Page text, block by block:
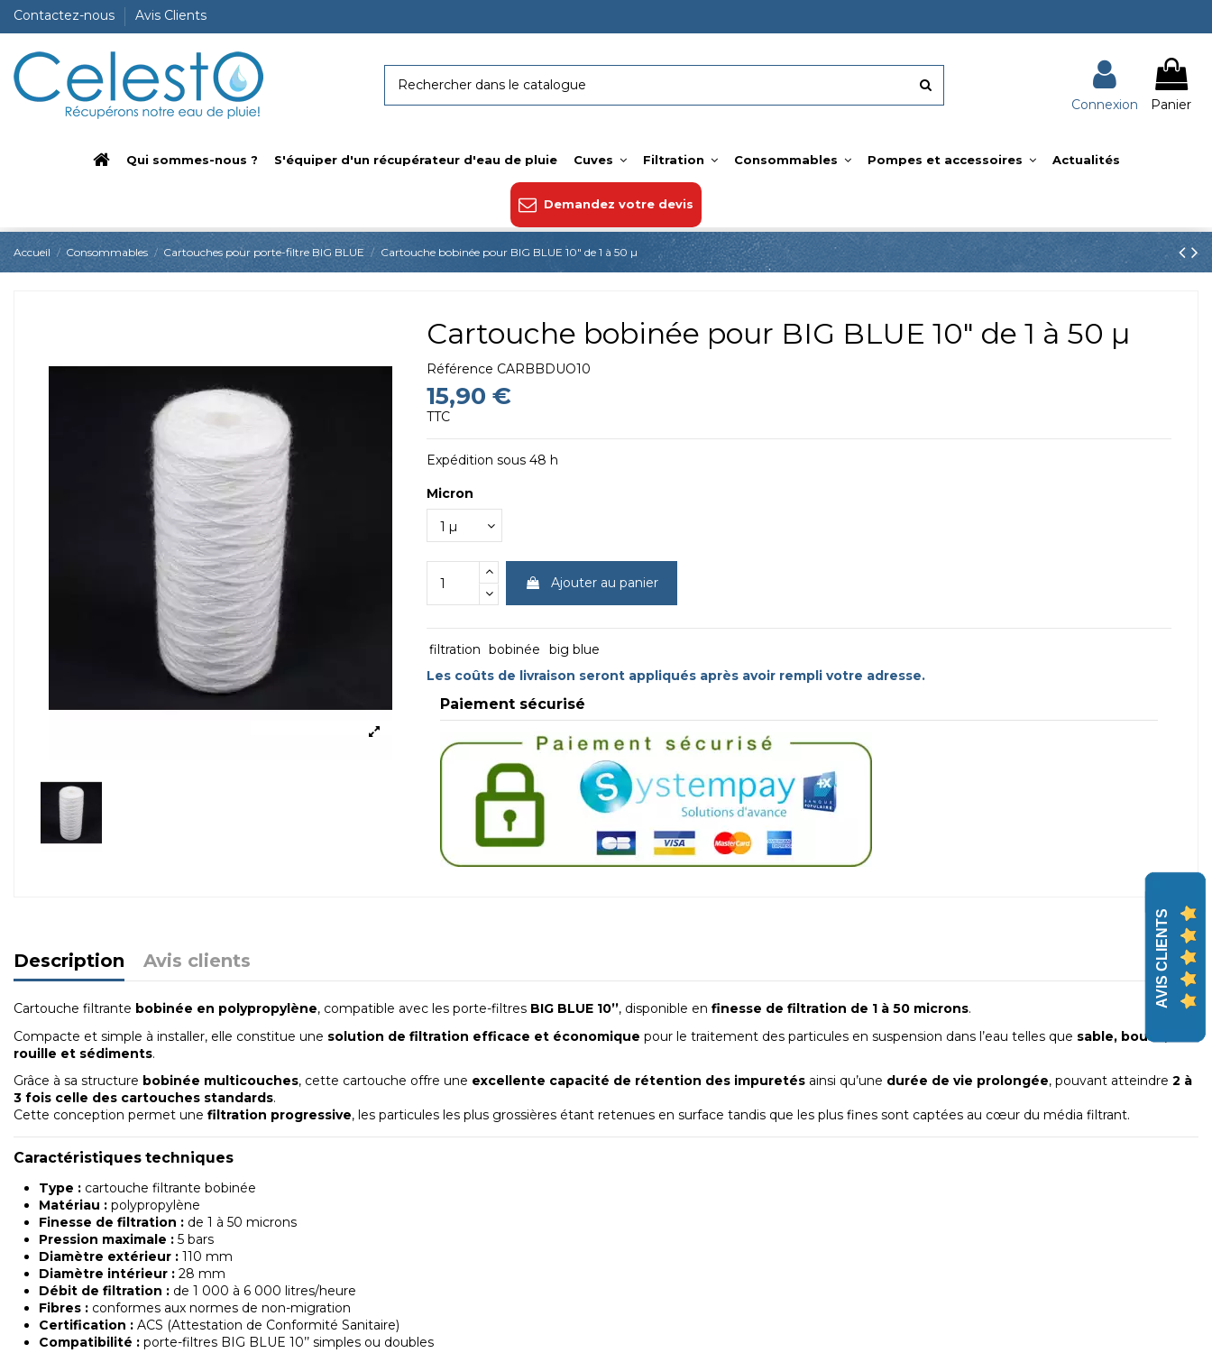
Contactez-nous Avis Clients
Connexion Panier
Qui sommes-nous ? S'équiper d'un récupérateur d'eau de pluie Cuves Filtration Consommables Pompes et accessoires Actualités
Demandez votre devis
Accueil Consommables Cartouches pour porte-filtre BIG BLUE Cartouche bobinée pour BIG BLUE 10" de 1 à 50 µ
Cartouche bobinée pour BIG BLUE 10" de 1 à 50 µ
Référence CARBBDUO10
15,90 €
TTC
Expédition sous 48 h
Micron
Ajouter au panier
filtration bobinée
big blue
Les coûts de livraison seront appliqués après avoir rempli votre adresse.
Paiement sécurisé
Description Avis clients
Cartouche filtrante bobinée en polypropylène, compatible avec les porte-filtres BIG BLUE 10’’, disponible en finesse de filtration de 1 à 50 microns.
Compacte et simple à installer, elle constitue une solution de filtration efficace et économique pour le traitement des particules en suspension dans l’eau telles que sable, boues,
rouille et sédiments.
Grâce à sa structure bobinée multicouches, cette cartouche offre une excellente capacité de rétention des impuretés ainsi qu’une durée de vie prolongée, pouvant atteindre 2 à
3 fois celle des cartouches standards.
Cette conception permet une filtration progressive, les particules les plus grossières étant retenues en surface tandis que les plus fines sont captées au cœur du média filtrant.
Caractéristiques techniques
Type : cartouche filtrante bobinée
Matériau : polypropylène
Finesse de filtration : de 1 à 50 microns
Pression maximale : 5 bars
Diamètre extérieur : 110 mm
Diamètre intérieur : 28 mm
Débit de filtration : de 1 000 à 6 000 litres/heure
Fibres : conformes aux normes de non-migration
Certification : ACS (Attestation de Conformité Sanitaire)
Compatibilité : porte-filtres BIG BLUE 10’’ simples ou doubles
AVIS CLIENTS